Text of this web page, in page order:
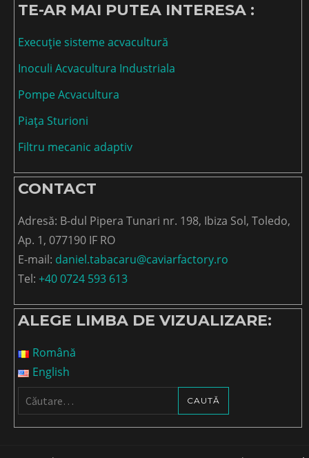
TE-AR MAI PUTEA INTERESA :
Execuție sisteme acvacultură
Inoculi Acvacultura Industriala
Pompe Acvacultura
Piața Sturioni
Filtru mecanic adaptiv
CONTACT
Adresă: B-dul Pipera Tunari nr. 198, Ibiza Sol, Toledo,
Ap. 1, 077190 IF RO
E-mail: daniel.tabacaru@caviarfactory.ro
Tel: +40 0724 593 613
ALEGE LIMBA DE VIZUALIZARE:
Română
English
Caută
după: